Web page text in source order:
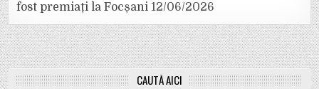
fost premiați la Focșani 12/06/2026
CAUTĂ AICI